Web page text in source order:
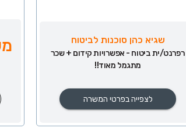
שגיא כהן סוכנות לביטוח
רפרנט/ית ביטוח - אפשרויות קידום + שכר
מתגמל מאוד!!
לצפייה בפרטי המשרה